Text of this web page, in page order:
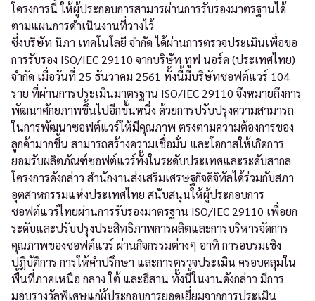
โครงการนี้ ให้ผู้ประกอบการสามารผ่านการรับรองมาตรฐานได้
ตามแผนการดำเนินงานที่วางไว้
ซึ่งบริษัท นิภา เทคโนโลยี จำกัด ได้ผ่านการตรวจประเมินเพื่อขอ
การรับรอง ISO/IEC 29110 จากบริษัท ทูฟ นอร์ด (ประเทศไทย)
จํากัด เมื่อวันที่ 25 ธันวาคม 2561 ทั้งนี้มีบริษัทซอฟต์แวร์ 104
ราย ที่ผ่านการประเมินมาตรฐาน ISO/IEC 29110 จึงหมายถึงการ
พัฒนาศักยภาพขึ้นไปอีกขั้นหนึ่ง ด้วยการปรับปรุงความสามารถ
ในการพัฒนาซอฟต์แวร์ให้มีคุณภาพ ตรงตามความต้องการของ
ลูกค้ามากขึ้น สามารถสร้างความเชื่อมั่น และโอกาสให้เกิดการ
ยอมรับผลิตภัณฑ์ซอฟต์แวร์ทั้งในระดับประเทศและระดับสากล
โครงการดังกล่าว สำนักงานส่งเสริมเศรษฐกิจดิจิทัลได้ร่วมกับสภา
อุตสาหกรรมแห่งประเทศไทย สนับสนุนให้ผู้ประกอบการ
ซอฟต์แวร์ไทยผ่านการรับรองมาตรฐาน ISO/IEC 29110 เพื่อยก
ระดับและปรับปรุงประสิทธิภาพการผลิตและการบริหารจัดการ
คุณภาพของซอฟต์แวร์ ผ่านกิจกรรมต่างๆ อาทิ การอบรมเชิง
ปฎิบัติการ การให้คำปรึกษา และการตรวจประเมิน ครอบคลุมใน
พื้นที่ภาคเหนือ กลาง ใต้ และอีสาน ทั้งนี้ในงานดังกล่าว มีการ
มอบรางวัลพิเศษแก่ผู้ประกอบการยอดเยี่ยมจากการประเมิน